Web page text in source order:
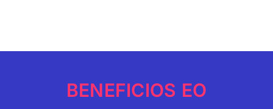
BENEFICIOS EO